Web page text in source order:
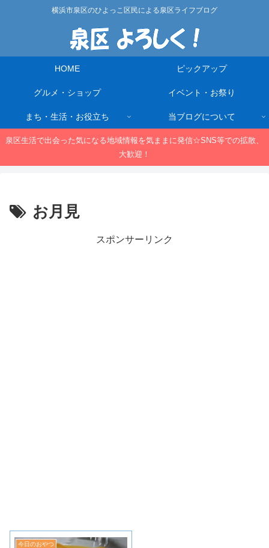
横浜市泉区のひよっこ区民による泉区ライフブログ
HOME ピックアップ
グルメ・ショップ イベント・お祭り
まち・生活・お役立ち 当ブログについて
泉区生活で出会った気になる地域情報を気ままに発信☆SNS等での拡散、
大歓迎！
お月見
スポンサーリンク
今日のおやつ